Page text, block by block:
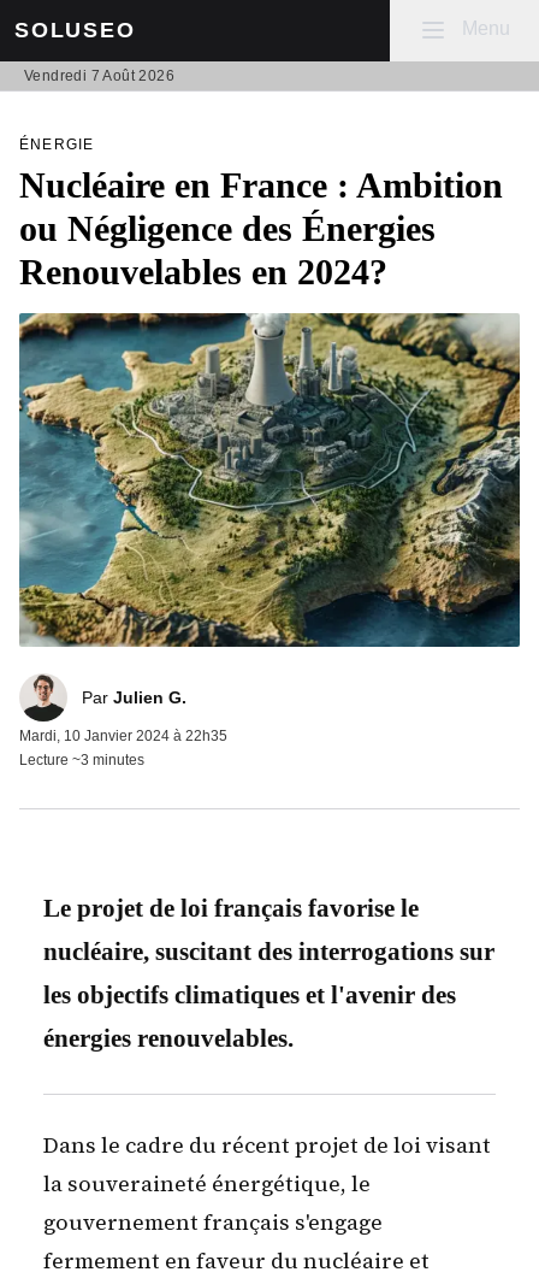
SOLUSEO Mobile menu
Menu
Vendredi 7 Août 2026
ÉNERGIE
Nucléaire en France : Ambition
ou Négligence des Énergies
Renouvelables en 2024?
Julien G.Par Julien G.
Mardi, 10 Janvier 2024 à 22h35
Lecture ~3 minutes
Le projet de loi français favorise le
nucléaire, suscitant des interrogations sur
les objectifs climatiques et l'avenir des
énergies renouvelables.
Dans le cadre du récent projet de loi visant
la souveraineté énergétique, le
gouvernement français s'engage
fermement en faveur du nucléaire et